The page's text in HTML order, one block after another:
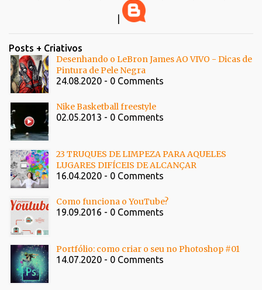
Posts + Criativos
Desenhando o LeBron James AO VIVO - Dicas de
Pintura de Pele Negra
24.08.2020 - 0 Comments
Nike Basketball freestyle
02.05.2013 - 0 Comments
23 TRUQUES DE LIMPEZA PARA AQUELES
LUGARES DIFÍCEIS DE ALCANÇAR
16.04.2020 - 0 Comments
Como funciona o YouTube?
19.09.2016 - 0 Comments
Portfólio: como criar o seu no Photoshop #01
14.07.2020 - 0 Comments